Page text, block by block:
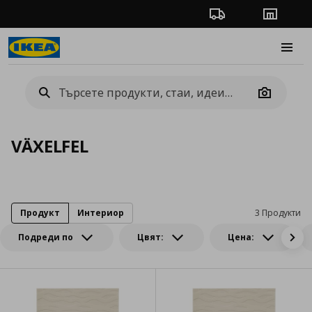
Проследяване на
Camera
VÄXELFEL
Подреди по Цвят: Цена:
3 Продукти
Продукт Интериор